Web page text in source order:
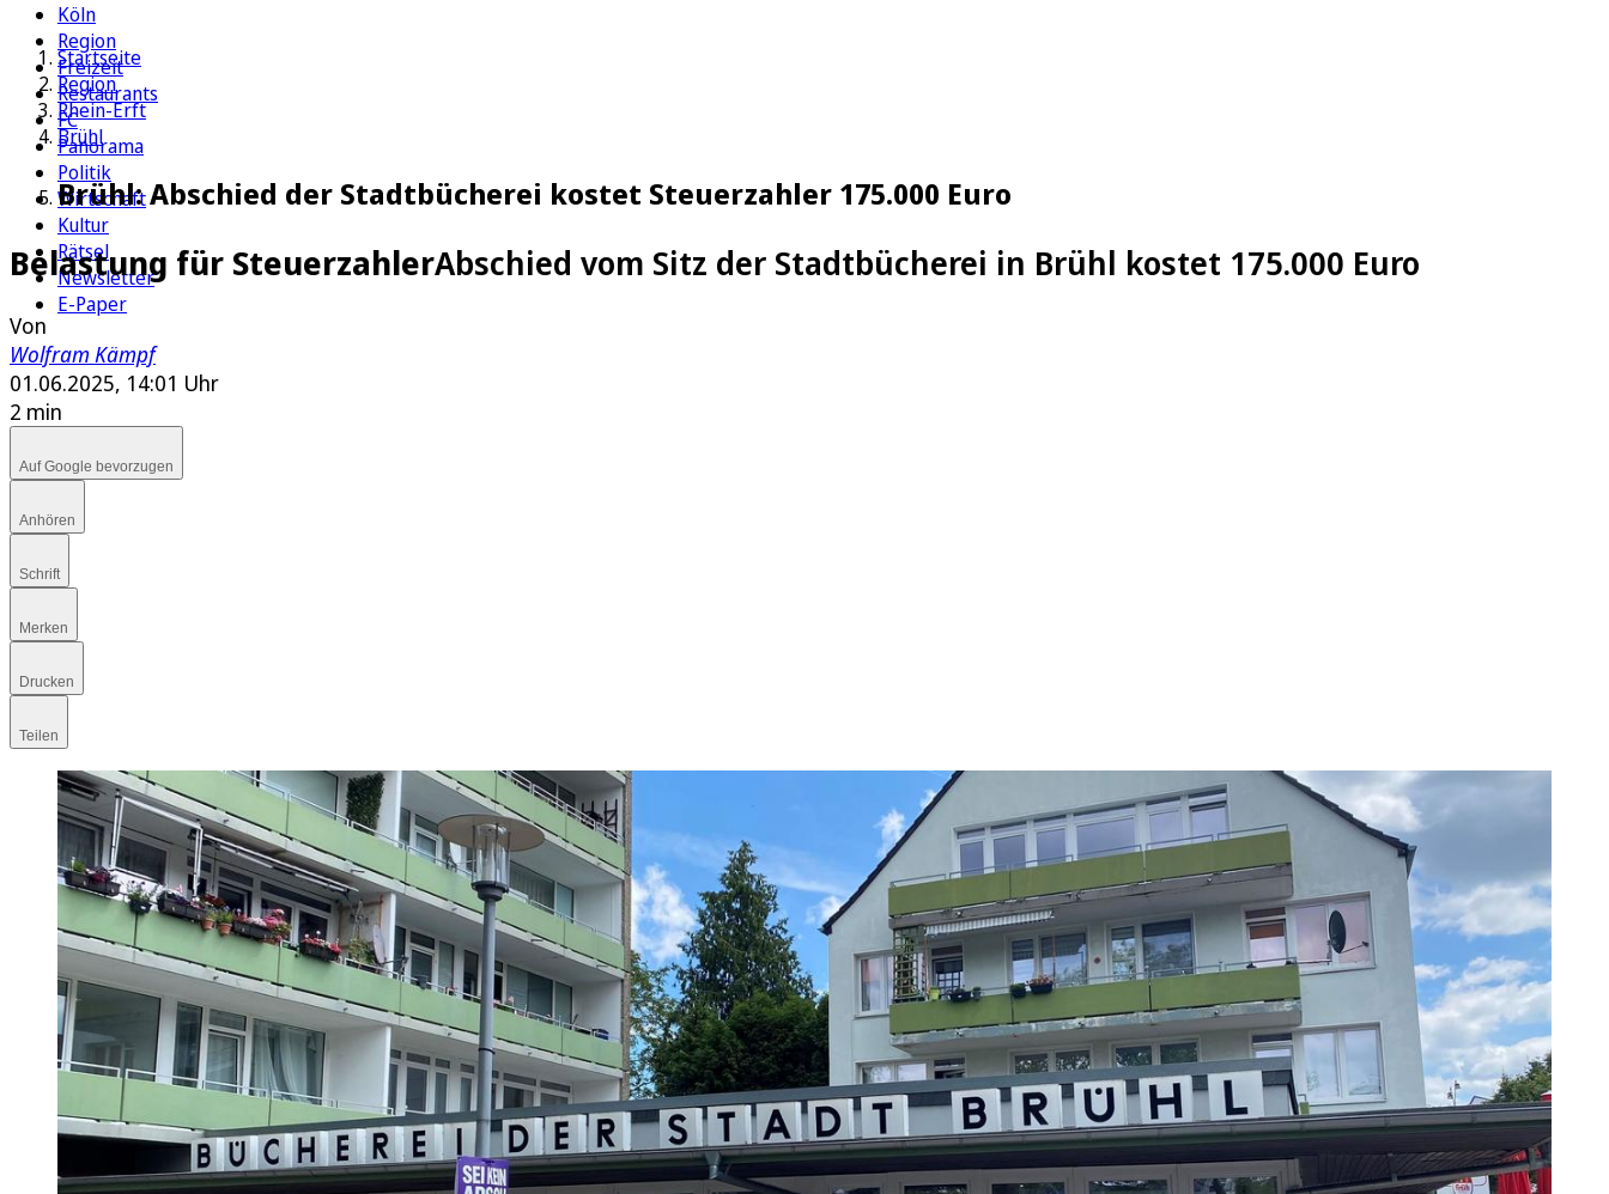
Köln
Region
Freizeit
Restaurants
FC
Panorama
Politik
Wirtschaft
Kultur
Rätsel
Newsletter
E-Paper
Startseite
Region
Rhein-Erft
Brühl
Brühl: Abschied der Stadtbücherei kostet Steuerzahler 175.000 Euro
Belastung für SteuerzahlerAbschied vom Sitz der Stadtbücherei in Brühl kostet 175.000 Euro
Von
Wolfram Kämpf
01.06.2025, 14:01 Uhr
2 min
Auf Google bevorzugen
Anhören
Schrift
Merken
Drucken
Teilen